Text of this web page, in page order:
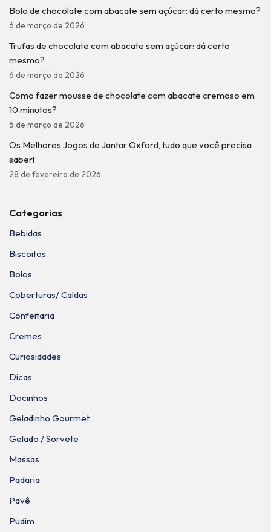
Bolo de chocolate com abacate sem açúcar: dá certo mesmo?
6 de março de 2026
Trufas de chocolate com abacate sem açúcar: dá certo
mesmo?
6 de março de 2026
Como fazer mousse de chocolate com abacate cremoso em
10 minutos?
5 de março de 2026
Os Melhores Jogos de Jantar Oxford, tudo que você precisa
saber!
28 de fevereiro de 2026
Categorias
Bebidas
Biscoitos
Bolos
Coberturas/ Caldas
Confeitaria
Cremes
Curiosidades
Dicas
Docinhos
Geladinho Gourmet
Gelado / Sorvete
Massas
Padaria
Pavê
Pudim